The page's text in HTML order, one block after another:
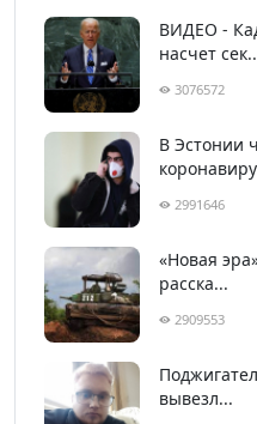
ВИДЕО -
насчет
3076572
В Эстонии
2991646
«Новая
расска...
2909553
вывезл...